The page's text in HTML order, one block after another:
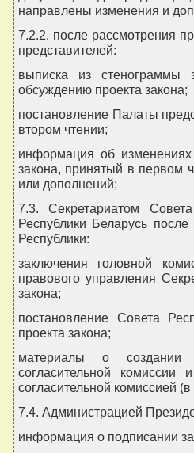
направлены изменения и
7.2.2. после рассмотрения
представителей:
выписка из стенограммы
обсуждению проекта закона;
постановление Палаты
втором чтении;
информация об
закона, принятый в первом
или дополнений;
7.3. Секретариатом
Республики Беларусь
Республики:
заключения головной
правового управления
закона;
постановление Совета
проекта закона;
материалы о создании
согласительной комиссии
согласительной комиссией
7.4. Администрацией
информация о подписании